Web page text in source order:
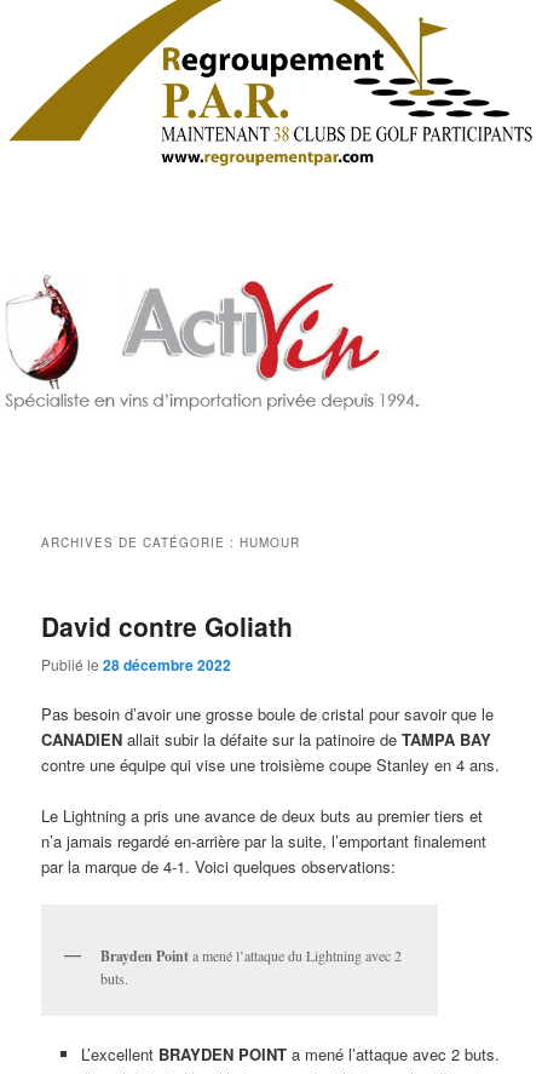
ARCHIVES DE CATÉGORIE :HUMOUR
David contre Goliath
Publié le28 décembre 2022
Pas besoin d’avoir une grosse boule de cristal pour savoir que le
CANADIEN allait subir la défaite sur la patinoire deTAMPA BAY
contre une équipe qui vise une troisième coupe Stanley en 4 ans.
Le Lightning a pris une avance de deux buts au premier tiers et
n’a jamais regardé en-arrière par la suite, l’emportant finalement
par la marque de 4-1. Voici quelques observations:
Brayden Pointa mené l’attaque du Lightning avec 2
buts.
L’excellent BRAYDEN POINTa mené l’attaque avec 2 buts.